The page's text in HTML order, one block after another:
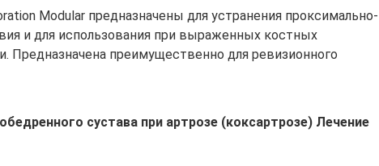
Modular предназначены для устранения проксимально-
и для использования при выраженных костных
Предназначена преимущественно для ревизионного
сустава при артрозе (коксартрозе) Лечение